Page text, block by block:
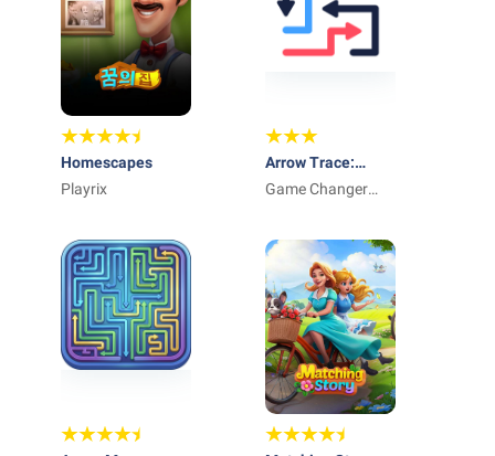
Homescapes
Playrix
Arrow Trace:
Escape Puzzle
Game Changer